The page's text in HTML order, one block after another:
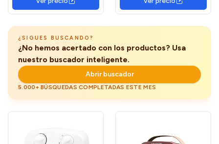
modos de funcionamiento,
20 m2
Potencia | Calentador
Portatil con Termostato
¿SIGUES BUSCANDO?
¿No hemos acertado con los productos? Usa
nuestro buscador inteligente.
Abrir buscador
5.000+ BÚSQUEDAS COMPLETADAS ESTE MES